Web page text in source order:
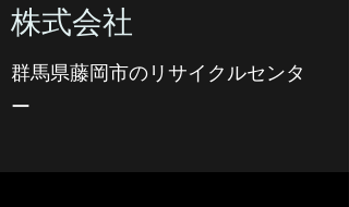
株式会社
群馬県藤岡市のリサイクルセンタ
ー